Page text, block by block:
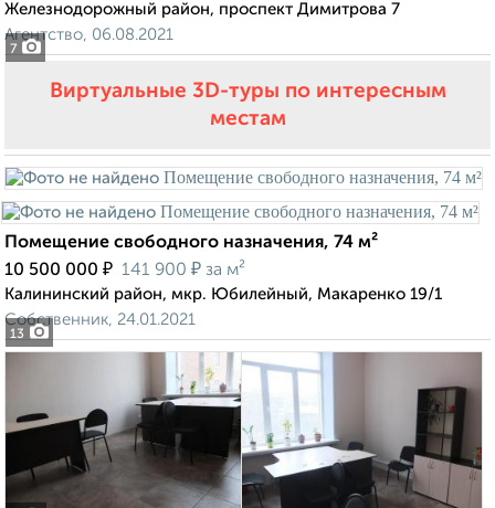
7
Железнодорожный район, проспект Димитрова 7
Агентство, 06.08.2021
Виртуальные 3D-туры по интересным
местам
13
Помещение свободного назначения, 74 м²
10 500 000 ₽ 141 900 ₽ за м²
Калининский район, мкр. Юбилейный, Макаренко 19/1
Собственник, 24.01.2021